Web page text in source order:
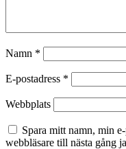
Namn *
E-postadress *
Webbplats
Spara mitt namn, min
webbläsare till nästa gång